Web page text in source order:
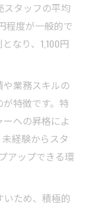
スタッフの平均
程度が一般的で
なり、1,100円
業務スキルの
特徴です。特
への昇格によ
経験からスタ
アップできる環
ため、積極的